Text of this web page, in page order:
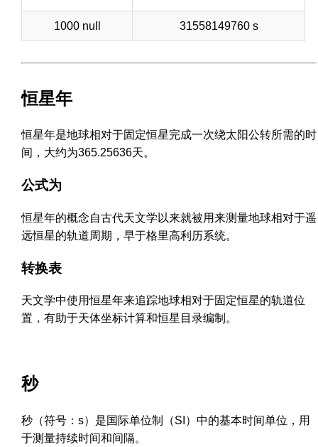
1000 null 31558149760 s
恒星年
恒星年是地球相对于固定恒星完成一次绕太阳公转所需的时
间，大约为365.25636天。
公式为
恒星年的概念自古代天文学以来就被用来测量地球相对于遥
远恒星的轨道周期，早于格里高利历系统。
转换表
天文学中使用恒星年来追踪地球相对于固定恒星的轨道位
置，有助于天体坐标计算和恒星目录编制。
秒
秒（符号：s）是国际单位制（SI）中的基本时间单位，用
于测量持续时间和间隔。